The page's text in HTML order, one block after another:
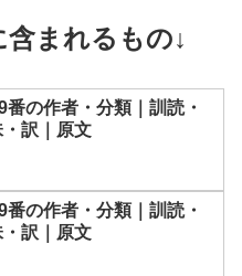
まれるもの↓
番の作者・分類｜訓読・
訳｜原文
番の作者・分類｜訓読・
訳｜原文